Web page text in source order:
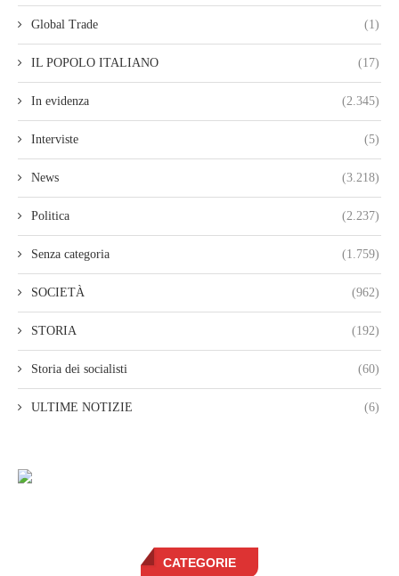
Global Trade (1)
IL POPOLO ITALIANO (17)
In evidenza (2.345)
Interviste (5)
News (3.218)
Politica (2.237)
Senza categoria (1.759)
SOCIETÀ (962)
STORIA (192)
Storia dei socialisti (60)
ULTIME NOTIZIE (6)
CATEGORIE